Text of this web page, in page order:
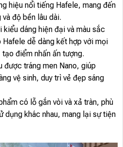
hiệu nổi tiếng Hafele, mang đến
độ bền lâu dài.
kiểu dáng hiện đại và màu sắc
Hafele dễ dàng kết hợp với mọi
điểm nhấn ấn tượng.
được tráng men Nano, giúp
vệ sinh, duy trì vẻ đẹp sáng
có lỗ gắn vòi và xả tràn, phù
dụng khác nhau, mang lại sự tiện